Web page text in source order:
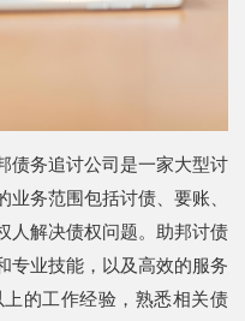
债务追讨公司是一家大型讨
务范围包括讨债、要账、
人解决债权问题。助邦讨债
专业技能，以及高效的服务
的工作经验，熟悉相关债